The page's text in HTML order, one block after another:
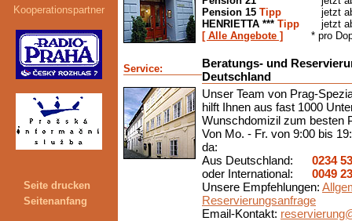
Kooperationspartner
Seite drucken
Seitenanfang
Pension 15 Tipp
HENRIETTA *** Tipp
[ Alle Angebote ]
jetzt
jetzt
* pro
Service:
Beratungs- und
Deutschland
Unser Team von Prag-
hilft Ihnen aus fast 1000
Wunschdomizil zum besten
Von Mo. - Fr. von 9:00 bis
da:
Aus Deutschland:
0234
oder International:
0049
Unsere Empfehlungen:
Reservierungsanfrage
Email-Kontakt: